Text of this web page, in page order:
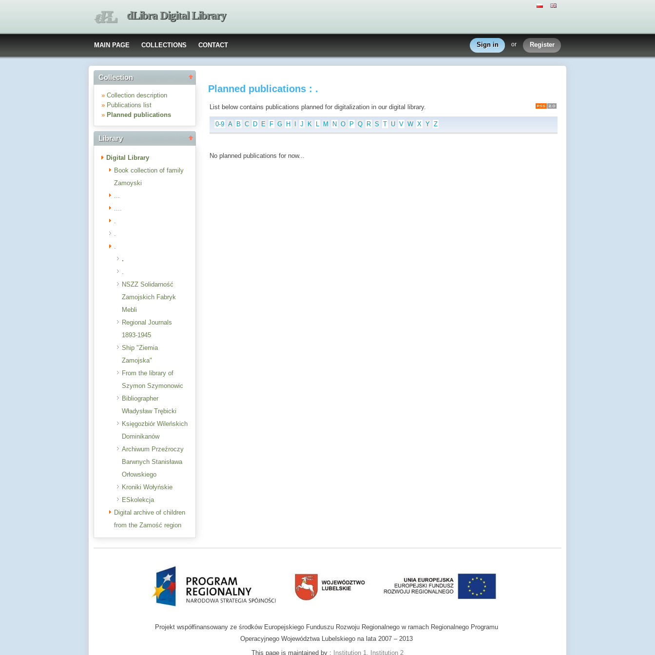
dLibra Digital Library
MAIN PAGE COLLECTIONS CONTACT Sign in or Register
Collection
» Collection description
» Publications list
» Planned publications
Library
Digital Library
Book collection of family
Zamoyski
...
....
.
.
.
.
.
NSZZ Solidarność
Zamojskich Fabryk
Mebli
Regional Journals
1893-1945
Ship "Ziemia
Zamojska"
From the library of
Szymon Szymonowic
Bibliographer
Władysław Trębicki
Księgozbiór Wileńskich
Dominikanów
Archiwum Przeźroczy
Barwnych Stanisława
Orłowskiego
Kroniki Wołyńskie
ESkolekcja
Digital archive of children
from the Zamość region
Planned publications : .
List below contains publications planned for digitalization in our digital library.
0-9 A B C D E F G H J K L M N O P Q R S T U V W X Y Z
No planned publications for now...
Projekt współfinansowany ze środków Europejskiego Funduszu Rozwoju Regionalnego w ramach Regionalnego Programu
Operacyjnego Województwa Lubelskiego na lata 2007 – 2013
This page is maintained by : Institution 1, Institution 2